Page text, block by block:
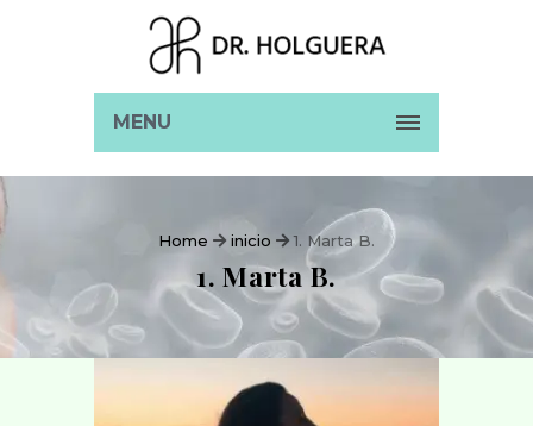
MENU
Home inicio 1. Marta B.
1. Marta B.